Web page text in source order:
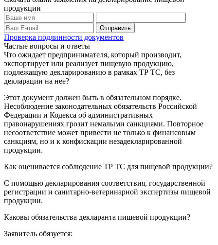
продукции
Проверка подлинности документов
Частые вопросы и ответы
Что ожидает предпринимателя, который производит,
экспортирует или реализует пищевую продукцию,
подлежащую декларированию в рамках ТР ТС, без
декларации на нее?
Этот документ должен быть в обязательном порядке.
Несоблюдение законодательных обязательств Российской
Федерации и Кодекса об административных
правонарушениях грозит немалыми санкциями. Повторное
несоответствие может привести не только к финансовым
санкциям, но и к конфискации незадекларированной
продукции.
Как оценивается соблюдение ТР ТС для пищевой продукции?
С помощью декларирования соответствия, государственной
регистрации и санитарно-ветеринарной экспертизы пищевой
продукции.
Каковы обязательства декларанта пищевой продукции?
Заявитель обязуется: